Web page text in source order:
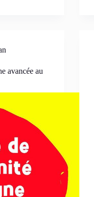
avancée au